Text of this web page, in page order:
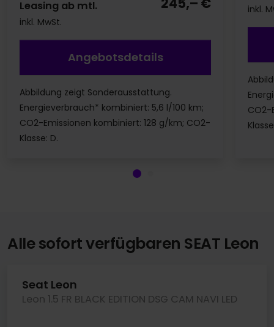
Leasing ab mtl. 245,– €
inkl. MwSt.
Angebotsdetails
Abbildung zeigt Sonderausstattung.
Energieverbrauch* kombiniert: 5,6 l/100 km;
CO2-Emissionen kombiniert: 128 g/km; CO2-
Klasse: D.
inkl.
CO2-
Alle sofort verfügbaren SEAT Leon
Seat Leon
Leon 1.5 FR BLACK EDITION DSG CAM NAVI LED